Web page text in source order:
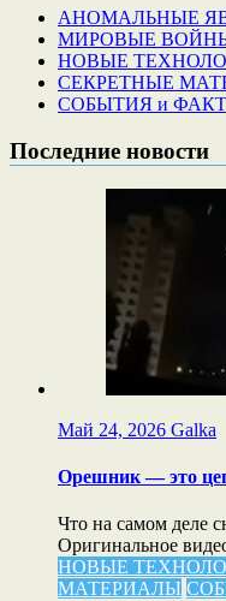
АНОМАЛЬНЫЕ
МИРОВЫЕ
НОВЫЕ
СЕКРЕТНЫЕ
СОБЫТИЯ и
Последние новости
Май 24, 2026 Galka
Орешник — это
Что на самом деле
Оригинальное
НОВЫЕ
МАТЕРИАЛЫ